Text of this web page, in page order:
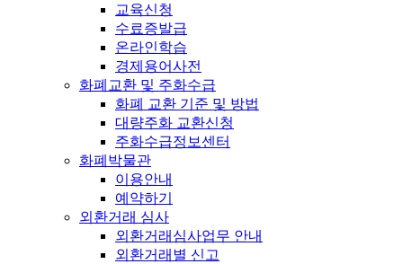
교육신청
수료증발급
온라인학습
경제용어사전
화폐교환 및 주화수급
화폐 교환 기준 및 방법
대량주화 교환신청
주화수급정보센터
화폐박물관
이용안내
예약하기
외환거래 심사
외환거래심사업무 안내
외환거래별 신고